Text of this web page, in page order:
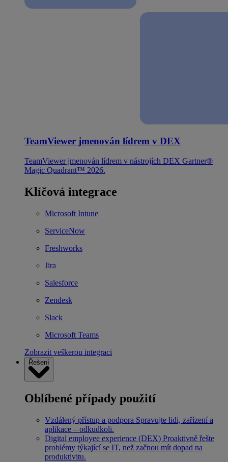
TeamViewer jmenován lídrem v DEX
TeamViewer jmenován lídrem v nástrojích DEX Gartner®
Magic Quadrant™ 2026.
Klíčová integrace
Microsoft Intune
ServiceNow
Freshworks
Jira
Salesforce
Zendesk
Slack
Microsoft Teams
Zobrazit veškerou integraci
Řešení
Oblíbené případy použití
Vzdálený přístup a podpora Spravujte lidi, zařízení a
aplikace – odkudkoli.
Digital employee experience (DEX) Proaktivně řešte
problémy týkající se IT, než začnou mít dopad na
produktivitu.